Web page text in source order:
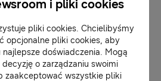
i pliki cookies
pliki cookies. Chcielibyśmy
opcjonalne pliki cookies, aby
doświadczenia. Mogą
o zarządzaniu swoimi
zaakceptować wszystkie pliki